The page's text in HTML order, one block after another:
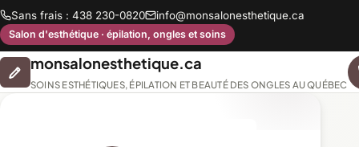
Sans frais : 438 230-0820 info@monsalonesthetique.ca
Salon d'esthétique · épilation, ongles et soins
monsalonesthetique.ca
SOINS ESTHÉTIQUES, ÉPILATION ET BEAUTÉ DES ONGLES AU QUÉBEC